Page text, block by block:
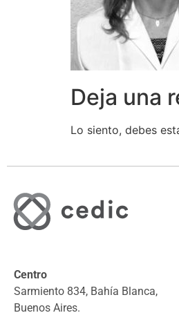
Deja una
Lo siento, debes
Centro
Sarmiento 834, Bahía Blanca,
Buenos Aires.